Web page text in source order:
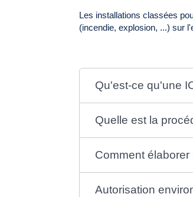
Les installations classées
(incendie, explosion, ...) sur
Qu'est-ce qu'une
Quelle est la
Comment
Autorisation